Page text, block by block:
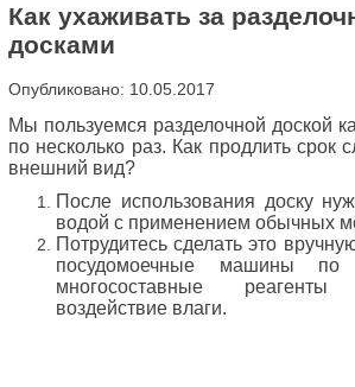
Как ухаживать за
досками
Опубликовано: 10.05.2017
Мы пользуемся разделочной доской
по несколько раз. Как продлить срок
внешний вид?
После использования доску
водой с применением обычных
Потрудитесь сделать это
посудомоечные машины по
многосоставные
воздействие влаги.